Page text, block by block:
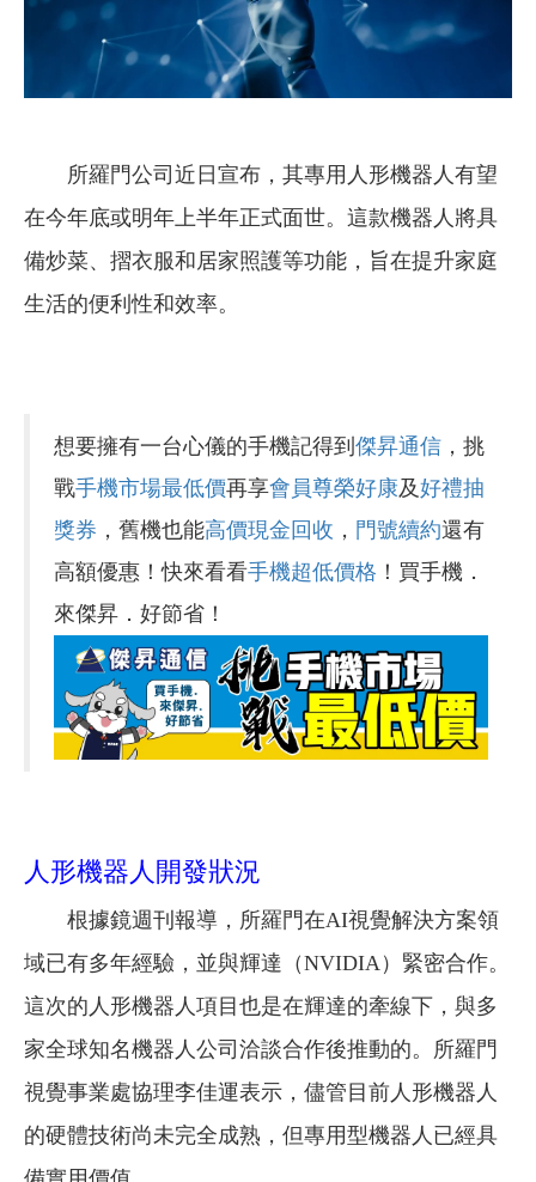
所羅門公司近日宣布，其專用人形機器人有望
在今年底或明年上半年正式面世。這款機器人將具
備炒菜、摺衣服和居家照護等功能，旨在提升家庭
生活的便利性和效率。
想要擁有一台心儀的手機記得到傑昇通信 ，挑
戰手機市場最低價再享會員尊榮好康及好禮抽
獎券 ，舊機也能高價現金回收 ， 門號續約還有
高額優惠！快來看看手機超低價格 ！買手機．
來傑昇．好節省！
人形機器人開發狀況
根據鏡週刊報導，所羅門在AI視覺解決方案領
域已有多年經驗，並與輝達（NVIDIA）緊密合作。
這次的人形機器人項目也是在輝達的牽線下，與多
家全球知名機器人公司洽談合作後推動的。所羅門
視覺事業處協理李佳運表示，儘管目前人形機器人
的硬體技術尚未完全成熟，但專用型機器人已經具